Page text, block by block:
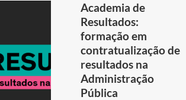
Academia de
Resultados:
formação em
contratualização de
resultados na
Administração
Pública